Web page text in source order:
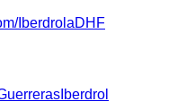
IberdrolaDHF